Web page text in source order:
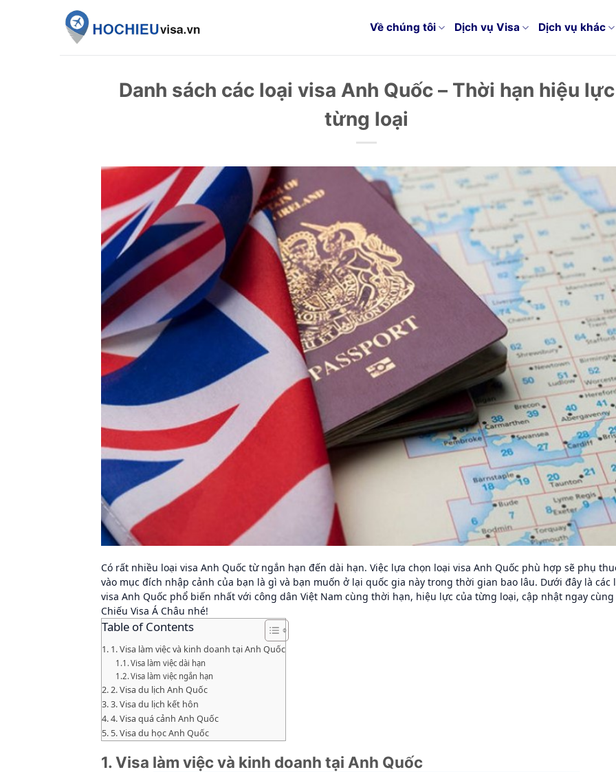
Về chúng tôi Dịch vụ Visa Dịch vụ khác
Danh sách các loại visa Anh Quốc – Thời hạn hiệu lực
từng loại
Có rất nhiều loại visa Anh Quốc từ ngắn hạn đến dài hạn. Việc lựa chọn loại visa Anh Quốc phù hợp sẽ phụ
vào mục đích nhập cảnh của bạn là gì và bạn muốn ở lại quốc gia này trong thời gian bao lâu. Dưới đây là các
visa Anh Quốc phổ biến nhất với công dân Việt Nam cùng thời hạn, hiệu lực của từng loại, cập nhật ngay cùng
Chiếu Visa Á Châu nhé!
Table of Contents
1. Visa làm việc và kinh doanh tại Anh Quốc
Visa làm việc dài hạn
Visa làm việc ngắn hạn
2. Visa du lịch Anh Quốc
3. Visa du lịch kết hôn
4. Visa quá cảnh Anh Quốc
5. Visa du học Anh Quốc
1. Visa làm việc và kinh doanh tại Anh Quốc